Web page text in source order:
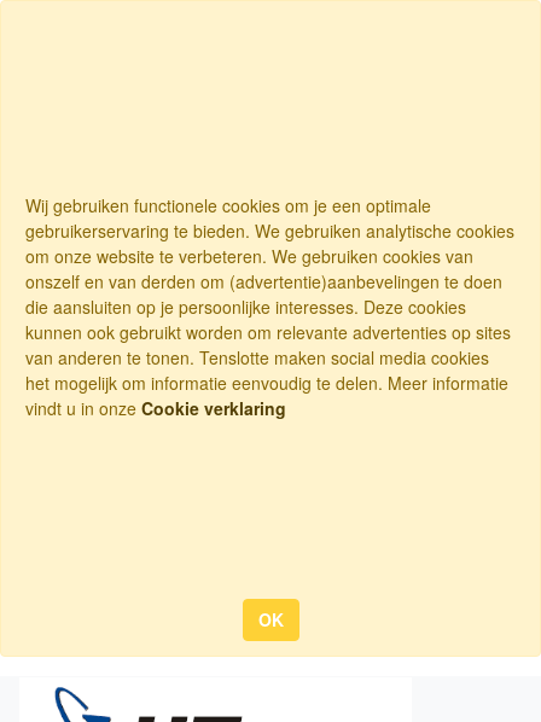
Wij gebruiken functionele cookies om je een optimale
gebruikerservaring te bieden. We gebruiken analytische cookies
om onze website te verbeteren. We gebruiken cookies van
onszelf en van derden om (advertentie)aanbevelingen te doen
die aansluiten op je persoonlijke interesses. Deze cookies
kunnen ook gebruikt worden om relevante advertenties op sites
van anderen te tonen. Tenslotte maken social media cookies
het mogelijk om informatie eenvoudig te delen. Meer informatie
vindt u in onze Cookie verklaring
OK